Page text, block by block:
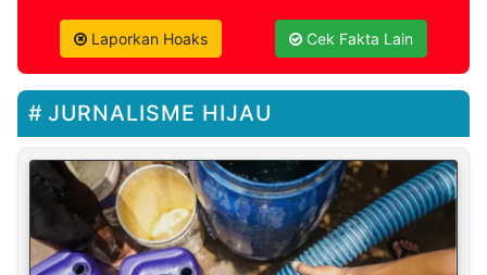
Laporkan Hoaks Cek Fakta Lain
JURNALISME HIJAU